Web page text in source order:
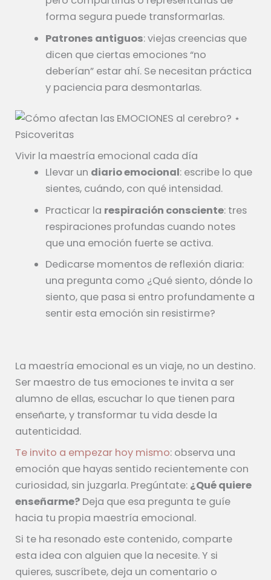
forma segura puede transformarlas.
Patrones antiguos: viejas creencias que
dicen que ciertas emociones “no
deberían” estar ahí. Se necesitan práctica
y paciencia para desmontarlas.
Vivir la maestría emocional cada día
Llevar un diario emocional: escribe lo que
sientes, cuándo, con qué intensidad.
Practicar la respiración consciente: tres
respiraciones profundas cuando notes
que una emoción fuerte se activa.
Dedicarse momentos de reflexión diaria:
una pregunta como ¿Qué siento, dónde lo
siento, que pasa si entro profundamente a
sentir esta emoción sin resistirme?
La maestría emocional es un viaje, no un destino.
Ser maestro de tus emociones te invita a ser
alumno de ellas, escuchar lo que tienen para
enseñarte, y transformar tu vida desde la
autenticidad.
Te invito a empezar hoy mismo: observa una
emoción que hayas sentido recientemente con
curiosidad, sin juzgarla. Pregúntate: ¿Qué quiere
enseñarme? Deja que esa pregunta te guíe
hacia tu propia maestría emocional.
Si te ha resonado este contenido, comparte
esta idea con alguien que la necesite. Y si
quieres, suscríbete, deja un comentario o